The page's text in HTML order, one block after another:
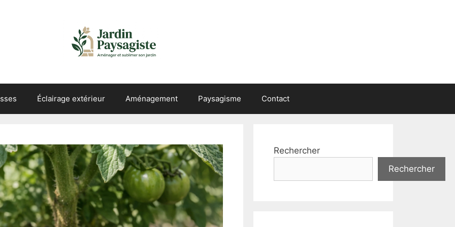
Éclairage extérieur Aménagement Paysagisme Contact
Rechercher
Rechercher